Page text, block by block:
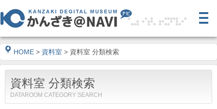
HOME > 資料室 > 資料室 分類検索
資料室 分類検索
DATAROOM CATEGORY SEARCH